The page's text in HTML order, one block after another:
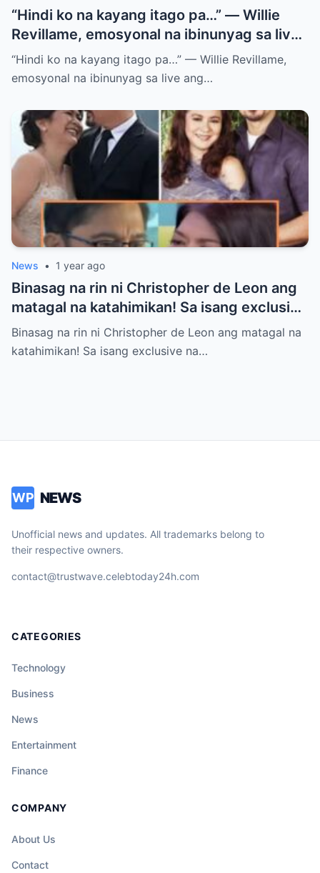
“Hindi ko na kayang itago pa…” — Willie
Revillame, emosyonal na ibinunyag sa live
ang tunay na kalagayan ni Kris Aquino!
“Hindi ko na kayang itago pa…” — Willie Revillame,
emosyonal na ibinunyag sa live ang…
News • 1 year ago
Binasag na rin ni Christopher de Leon ang
matagal na katahimikan! Sa isang exclusive
na panayam, inamin niya ang tunay na
dahilan kung bakit siya tuluyang lumayo
Binasag na rin ni Christopher de Leon ang matagal na
katahimikan! Sa isang exclusive na…
WP NEWS
Unofficial news and updates. All trademarks belong to
their respective owners.
contact@trustwave.celebtoday24h.com
CATEGORIES
Technology
Business
News
Entertainment
Finance
COMPANY
About Us
Contact